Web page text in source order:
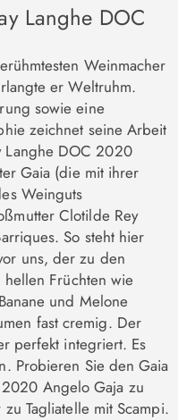
Langhe DOC
Weinmacher
er Weltruhm.
sowie eine
zeichnet seine Arbeit
Langhe DOC 2020
Gaia (die mit ihrer
Weinguts
Clotilde Rey
So steht hier
uns, der zu den
Früchten wie
und Melone
fast cremig. Der
perfekt integriert. Es
Probieren Sie den Gaia
Angelo Gaja zu
Tagliatelle mit Scampi.